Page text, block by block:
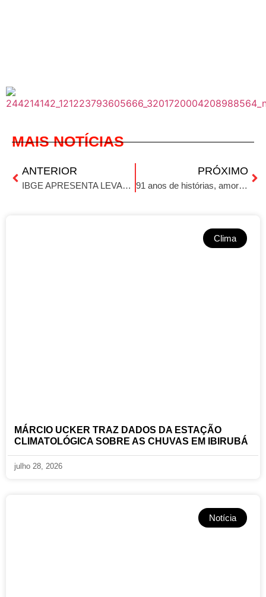
MAIS NOTÍCIAS
ANTERIOR
IBGE APRESENTA LEVANTAMENTO DA SAFRA EM REUNIÃO EM IBIRUBÁ
PRÓXIMO
91 anos de histórias, amor e muitos ensinamentos
Clima
MÁRCIO UCKER TRAZ DADOS DA ESTAÇÃO
CLIMATOLÓGICA SOBRE AS CHUVAS EM IBIRUBÁ
julho 28, 2026
Notícia